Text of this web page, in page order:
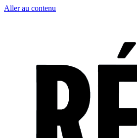
Aller au contenu